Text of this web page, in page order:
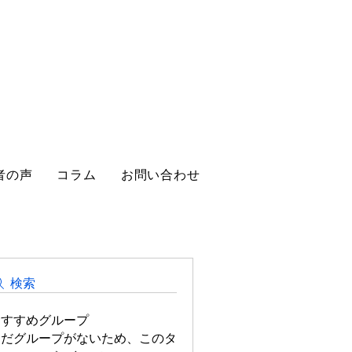
の声 コラム お問い合わせ
検索
すめグループ
だグループがないため、このタ